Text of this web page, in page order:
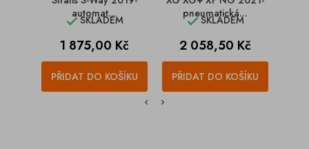
automat...
SKLADEM
Cena
1 875,00 Kč
PŘIDAT DO KOŠÍKU
pneumatická...
SKLADEM
Cena
2 058,50 Kč
PŘIDAT DO KOŠÍKU